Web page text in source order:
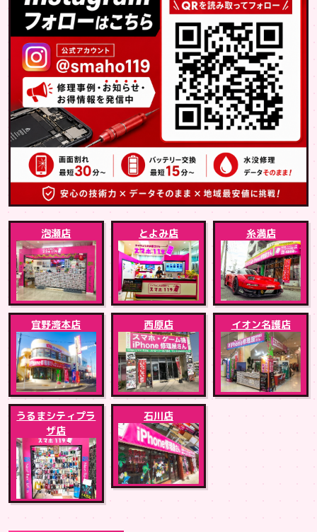
泡瀬店 とよみ店 糸満店
宜野湾本店 西原店 イオン名護店
うるまシティプラ
ザ店
石川店